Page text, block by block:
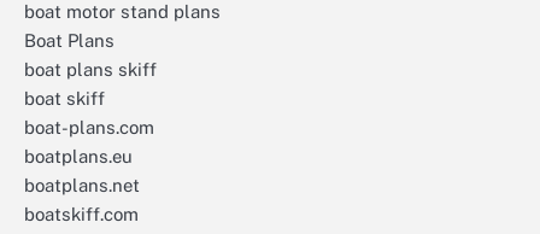
boat motor stand plans
Boat Plans
boat plans skiff
boat skiff
boat-plans.com
boatplans.eu
boatplans.net
boatskiff.com